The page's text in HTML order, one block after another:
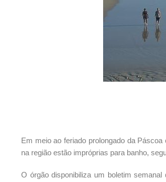
Em meio ao feriado prolongado da
na região estão impróprias para banho,
O órgão disponibiliza um boletim